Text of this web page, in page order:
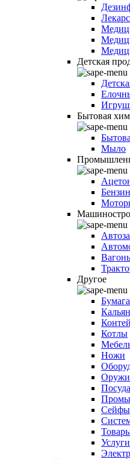
Детская
Бытовая
Мыло
Бензин
Другое
Бумага
Кальян
Котлы
Ножи
Посуда
Сейфы
Услуги